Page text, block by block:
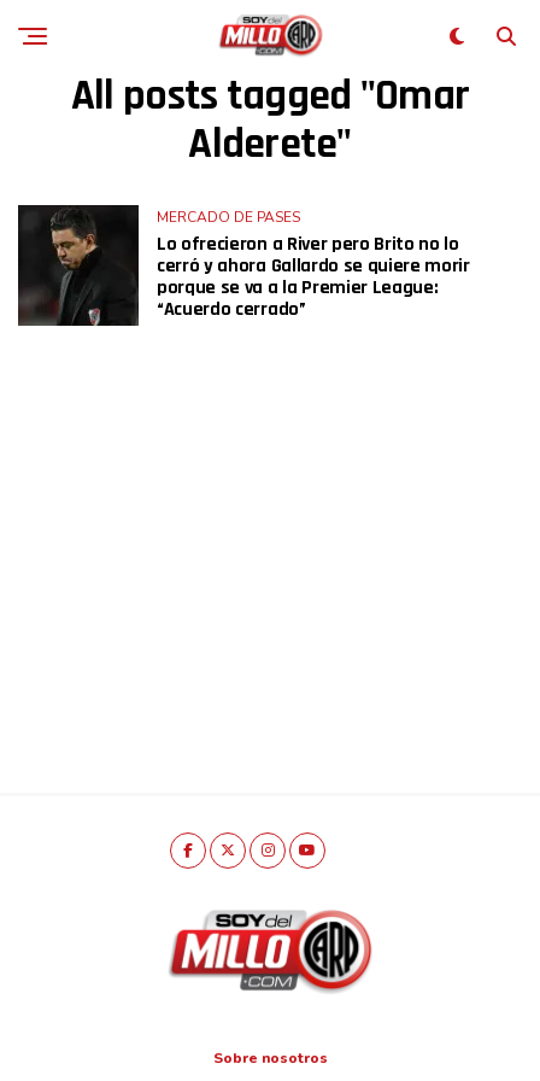
All posts tagged "Omar
Alderete"
MERCADO DE PASES
Lo ofrecieron a River pero Brito no lo
cerró y ahora Gallardo se quiere morir
porque se va a la Premier League:
“Acuerdo cerrado”
Sobre nosotros